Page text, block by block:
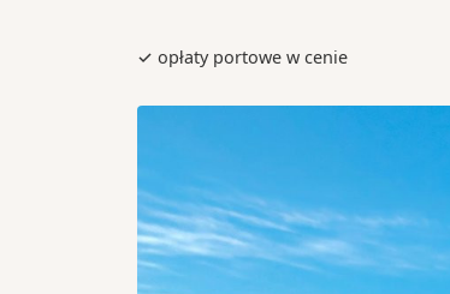
✓ opłaty portowe w cenie